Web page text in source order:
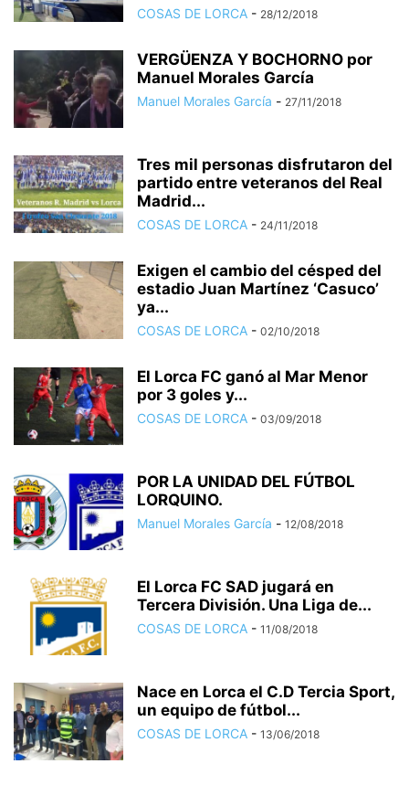
COSAS DE LORCA - 28/12/2018
VERGÜENZA Y BOCHORNO por
Manuel Morales García
Manuel Morales García - 27/11/2018
Tres mil personas disfrutaron del
partido entre veteranos del Real
Madrid...
COSAS DE LORCA - 24/11/2018
Exigen el cambio del césped del
estadio Juan Martínez ‘Casuco’
ya...
COSAS DE LORCA - 02/10/2018
El Lorca FC ganó al Mar Menor
por 3 goles y...
COSAS DE LORCA - 03/09/2018
POR LA UNIDAD DEL FÚTBOL
LORQUINO.
Manuel Morales García - 12/08/2018
El Lorca FC SAD jugará en
Tercera División. Una Liga de...
COSAS DE LORCA - 11/08/2018
Nace en Lorca el C.D Tercia Sport,
un equipo de fútbol...
COSAS DE LORCA - 13/06/2018